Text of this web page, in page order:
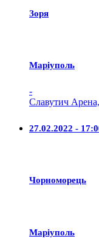
Зоря
Маріуполь
-
Славутич
27.02.2022 -
Чорноморець
Маріуполь